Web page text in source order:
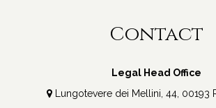
Contact
Legal Head Office
Lungotevere dei Mellini, 44, 00193